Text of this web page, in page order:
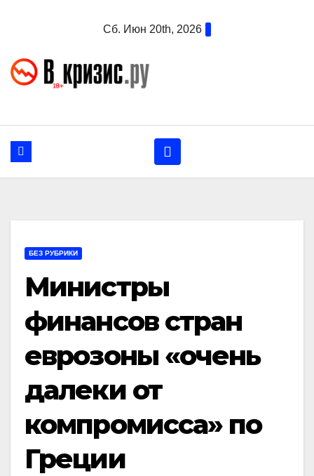
Сб. Июн 20th, 2026
БЕЗ РУБРИКИ
Министры
финансов стран
еврозоны «очень
далеки от
компромисса» по
Греции